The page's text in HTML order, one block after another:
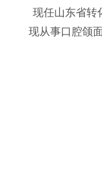
现任山东省转
现从事口腔颌